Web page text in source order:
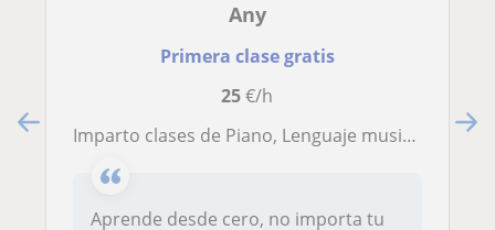
Any
Primera clase gratis
25€/h
Imparto clases de Piano, Lenguaje musical, Canto y Educación vocal
Aprende desde cero, no importa tu